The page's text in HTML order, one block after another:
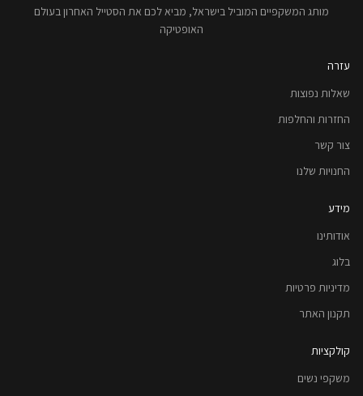
מותג המשקפיים המוביל בישראל, מביא לכם את הסטייל האחרון בעולם
האופטיקה
עזרה
שאלות נפוצות
החזרות והחלפות
צור קשר
החנויות שלנו
מידע
אודותינו
בלוג
מדיניות פרטיות
תקנון האתר
קולקציות
משקפי נשים